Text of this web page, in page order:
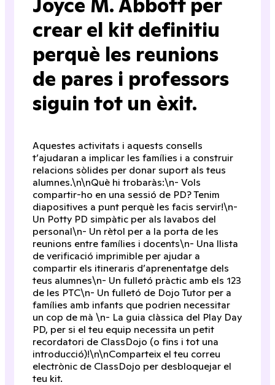
Joyce M. Abbott per
crear el kit definitiu
perquè les reunions
de pares i professors
siguin tot un èxit.
Aquestes activitats i aquests consells
t’ajudaran a implicar les famílies i a construir
relacions sòlides per donar suport als teus
alumnes.\n\nQuè hi trobaràs:\n- Vols
compartir-ho en una sessió de PD? Tenim
diapositives a punt perquè les facis servir!\n-
Un Potty PD simpàtic per als lavabos del
personal\n- Un rètol per a la porta de les
reunions entre famílies i docents\n- Una llista
de verificació imprimible per ajudar a
compartir els itineraris d’aprenentatge dels
teus alumnes\n- Un fulletó pràctic amb els 123
de les PTC\n- Un fulletó de Dojo Tutor per a
famílies amb infants que podrien necessitar
un cop de mà \n- La guia clàssica del Play Day
PD, per si el teu equip necessita un petit
recordatori de ClassDojo (o fins i tot una
introducció)!\n\nComparteix el teu correu
electrònic de ClassDojo per desbloquejar el
teu kit.